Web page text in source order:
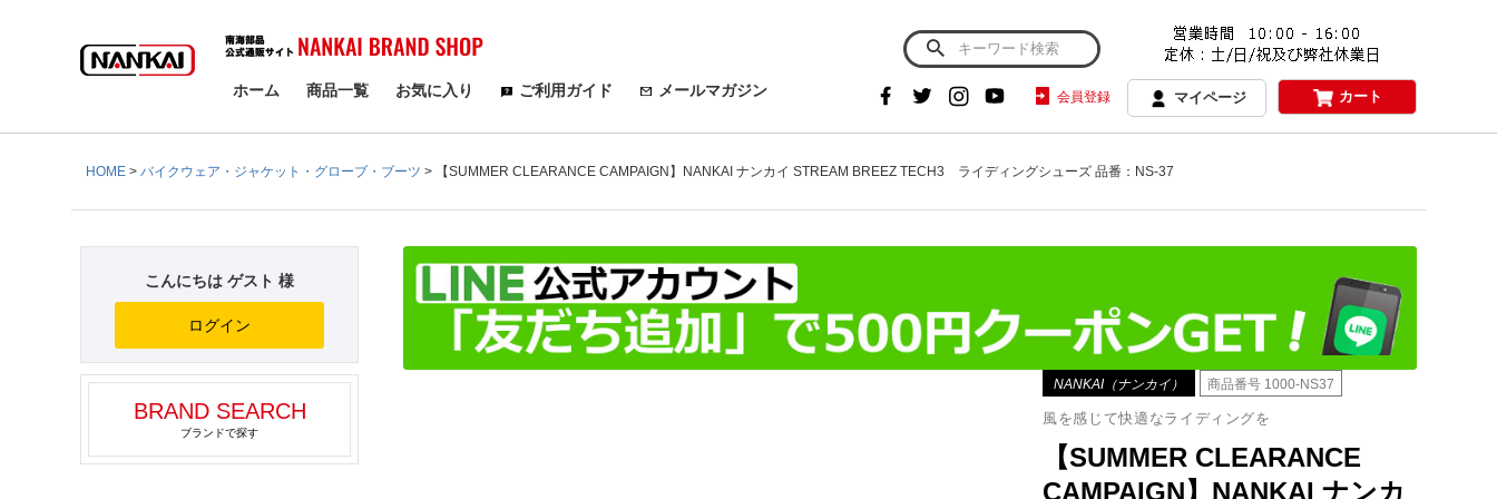
検索
ホーム 商品一覧 お気に入り ご利用ガイド メールマガジン 会員登録 マイページ カート
HOME バイクウェア・ジャケット・グローブ・ブーツ 【SUMMER CLEARANCE CAMPAIGN】NANKAI ナンカイ STREAM BREEZ TECH3 ライディングシューズ 品番：NS-37
こんにちは ゲスト 様
ログイン
BRAND SEARCH
ブランドで探す
NANKAI（ナンカイ） 商品番号 1000-NS37
風を感じて快適なライディングを
【SUMMER CLEARANCE
CAMPAIGN】NANKAI ナンカ